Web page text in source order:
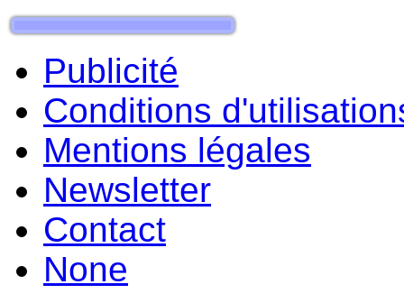
Publicité
Conditions
Mentions légales
Newsletter
Contact
None